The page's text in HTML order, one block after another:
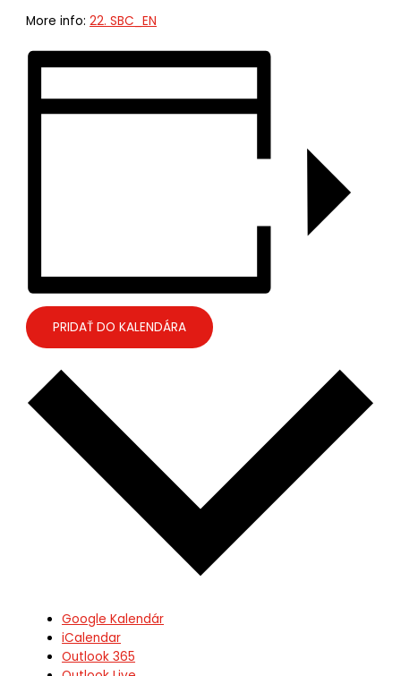
More info:22. SBC_EN
PRIDAŤ DO KALENDÁRA
Google Kalendár
iCalendar
Outlook 365